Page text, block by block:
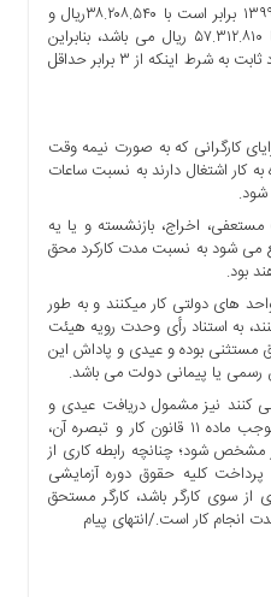
حداقل عیدی و پاداش کارگران سال ۱۳۹۹ برابر است با ۳۸.۲۰۸.۵۴۰ریال و
حداکثر عیدی و پاداش برابر است با ۵۷.۳۱۲.۸۱۰ ریال می باشد، بنابراین
عیدی و پاداش برابر است با ۲ برابر مزد ثابت به شرط اینکه از ۳ برابر حداقل
کارمزد و مزایای کارگرانی که به صورت نیمه وقت
کار اشتغال دارند به نسبت ساعات
شود.
اخراج، بازنشسته و یا یه
می شود به نسبت مدت کارکرد محق
بود.
های دولتی کار میکنند و به طور
به استناد رأی وحدت رویه هیئت
مستثنی بوده و عیدی و پاداش این
رسمی یا پیمانی دولت می باشد.
کنند نیز مشمول دریافت عیدی و
پاداش به نسبت کارکرد هستند. به موجب ماده ۱۱ قانون کار و تبصره آن،
مشخص شود؛ چنانچه رابطه کاری از
کلیه حقوق دوره آزمایشی
از سوی کارگر باشد، کارگر مستحق
انجام کار است./انتهای پیام